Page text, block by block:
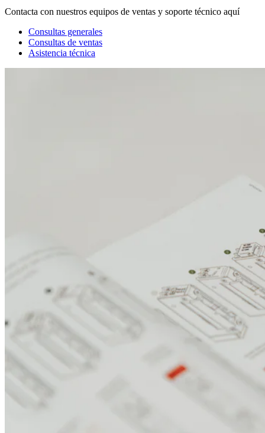
Contacta con nuestros equipos de ventas y soporte técnico aquí
Consultas generales
Consultas de ventas
Asistencia técnica